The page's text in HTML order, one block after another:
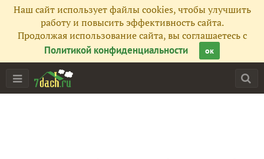
Наш сайт использует файлы cookies, чтобы улучшить
работу и повысить эффективность сайта.
Продолжая использование сайта, вы соглашаетесь с
Политикой конфиденциальности
ок